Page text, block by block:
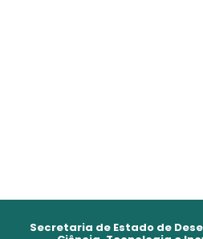
Secretaria de Estado de